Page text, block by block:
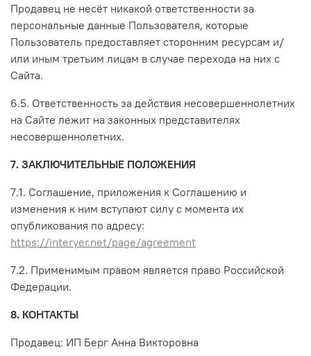
Продавец не несёт никакой ответственности за
персональные данные Пользователя, которые
Пользователь предоставляет сторонним ресурсам и/
или иным третьим лицам в случае перехода на них с
Сайта.
6.5. Ответственность за действия несовершеннолетних
на Сайте лежит на законных представителях
несовершеннолетних.
7. ЗАКЛЮЧИТЕЛЬНЫЕ ПОЛОЖЕНИЯ
7.1. Соглашение, приложения к Соглашению и
изменения к ним вступают силу с момента их
опубликования по адресу:
https://interyer.net/page/agreement
7.2. Применимым правом является право Российской
Федерации.
8. КОНТАКТЫ
Продавец: ИП Берг Анна Викторовна